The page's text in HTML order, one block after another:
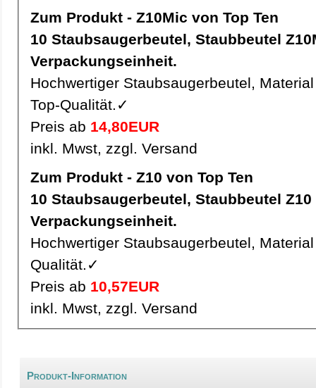
Zum Produkt - Z10Mic von Top Ten
10 Staubsaugerbeutel, Staubbeutel Z10Mic pro
Verpackungseinheit.
Hochwertiger Staubsaugerbeutel,
Top-Qualität.✓
Preis ab 14,80EUR
inkl. Mwst, zzgl. Versand
Zum Produkt - Z10 von Top Ten
10 Staubsaugerbeutel, Staubbeutel Z10 pro
Verpackungseinheit.
Hochwertiger Staubsaugerbeutel,
Qualität.✓
Preis ab 10,57EUR
inkl. Mwst, zzgl. Versand
Produkt-Information